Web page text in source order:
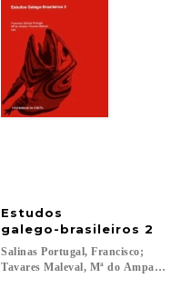
Estudos
galego-brasileiros 2
Salinas Portugal, Francisco;
Tavares Maleval, Mª do Amparo...